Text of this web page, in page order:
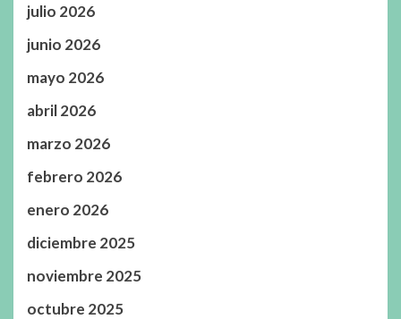
julio 2026
junio 2026
mayo 2026
abril 2026
marzo 2026
febrero 2026
enero 2026
diciembre 2025
noviembre 2025
octubre 2025